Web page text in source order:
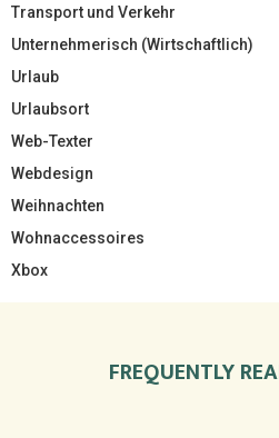
Transport und Verkehr
Unternehmerisch (Wirtschaftlich)
Urlaub
Urlaubsort
Web-Texter
Webdesign
Weihnachten
Wohnaccessoires
Xbox
FREQUENTLY